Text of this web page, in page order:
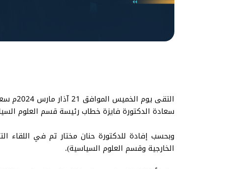
التقى
سعادة الدكتورة فايزة خطاب رئيسة قسم العلوم
وبحسب إفادة للدكتورة حنان مختار تم في اللقاء
الخارجية وقسم العلوم السياسية).